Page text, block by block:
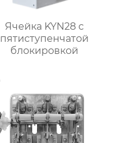
Ячейка KYN28 с
пятиступенчатой
блокировкой